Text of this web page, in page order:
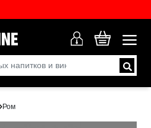
Ром